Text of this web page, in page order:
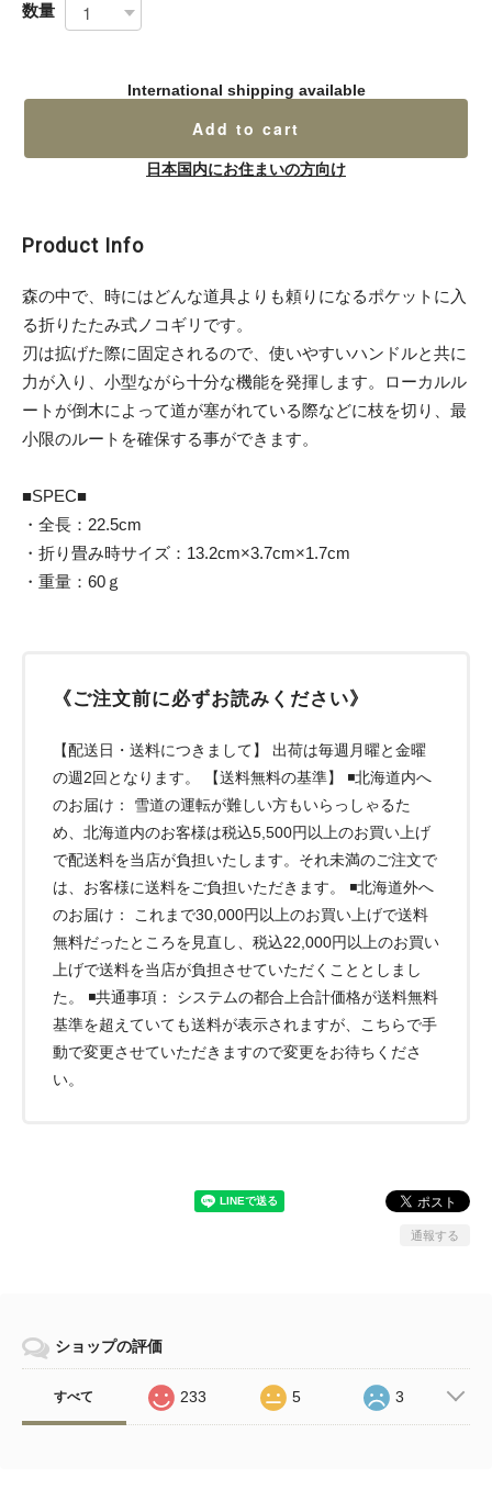
数量
International shipping available
Add to cart
日本国内にお住まいの方向け
Product Info
森の中で、時にはどんな道具よりも頼りになるポケットに入
る折りたたみ式ノコギリです。
刃は拡げた際に固定されるので、使いやすいハンドルと共に
力が入り、小型ながら十分な機能を発揮します。ローカルル
ートが倒木によって道が塞がれている際などに枝を切り、最
小限のルートを確保する事ができます。
■SPEC■
・全長：22.5cm
・折り畳み時サイズ：13.2cm×3.7cm×1.7cm
・重量：60ｇ
《ご注文前に必ずお読みください》
【配送日・送料につきまして】 出荷は毎週月曜と金曜
の週2回となります。 【送料無料の基準】 ◾️北海道内へ
のお届け： 雪道の運転が難しい方もいらっしゃるた
め、北海道内のお客様は税込5,500円以上のお買い上げ
で配送料を当店が負担いたします。それ未満のご注文で
は、お客様に送料をご負担いただきます。 ◾️北海道外へ
のお届け： これまで30,000円以上のお買い上げで送料
無料だったところを見直し、税込22,000円以上のお買い
上げで送料を当店が負担させていただくこととしまし
た。 ◾️共通事項： システムの都合上合計価格が送料無料
基準を超えていても送料が表示されますが、こちらで手
動で変更させていただきますので変更をお待ちくださ
い。
通報する
ショップの評価
すべて 233 5 3